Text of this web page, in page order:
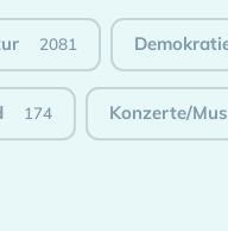
2081
174 Konzerte/